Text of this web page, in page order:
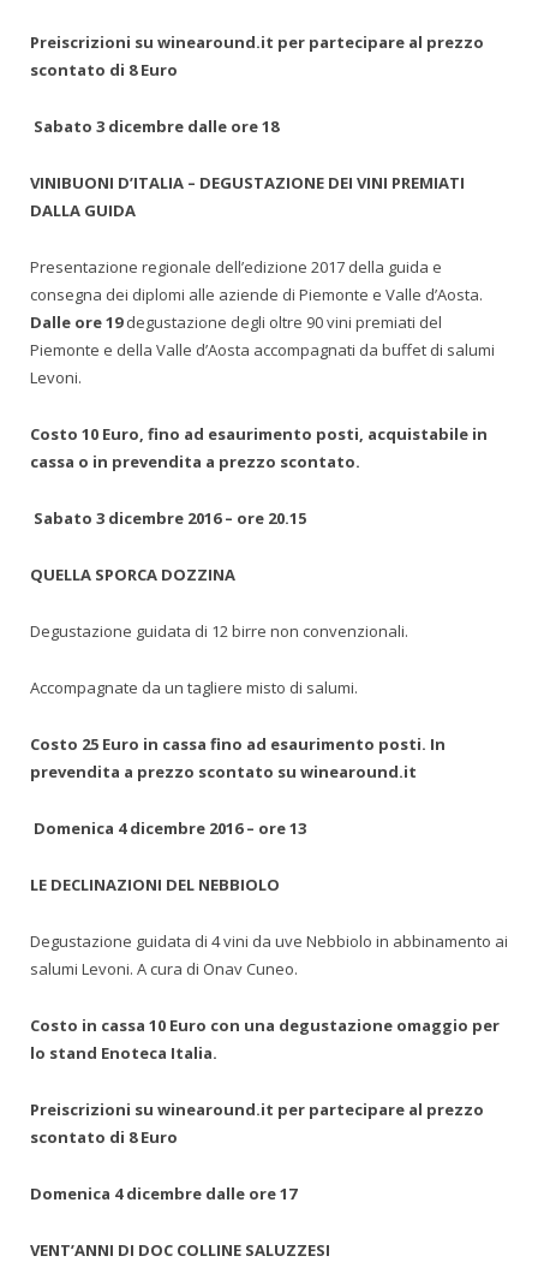
Preiscrizioni su winearound.it per partecipare al prezzo
scontato di 8 Euro
Sabato 3 dicembre dalle ore 18
VINIBUONI D’ITALIA – DEGUSTAZIONE DEI VINI PREMIATI
DALLA GUIDA
Presentazione regionale dell’edizione 2017 della guida e
consegna dei diplomi alle aziende di Piemonte e Valle d’Aosta.
Dalle ore 19degustazione degli oltre 90 vini premiati del
Piemonte e della Valle d’Aosta accompagnati da buffet di salumi
Levoni.
Costo 10 Euro, fino ad esaurimento posti, acquistabile in
cassa o in prevendita a prezzo scontato.
Sabato 3 dicembre 2016 – ore 20.15
QUELLA SPORCA DOZZINA
Degustazione guidata di 12 birre non convenzionali.
Accompagnate da un tagliere misto di salumi.
Costo 25 Euro in cassa fino ad esaurimento posti. In
prevendita a prezzo scontato su winearound.it
Domenica 4 dicembre 2016 – ore 13
LE DECLINAZIONI DEL NEBBIOLO
Degustazione guidata di 4 vini da uve Nebbiolo in abbinamento ai
salumi Levoni. A cura di Onav Cuneo.
Costo in cassa 10 Euro con una degustazione omaggio per
lo stand Enoteca Italia.
Preiscrizioni su winearound.it per partecipare al prezzo
scontato di 8 Euro
Domenica 4 dicembre dalle ore 17
VENT’ANNI DI DOC COLLINE SALUZZESI